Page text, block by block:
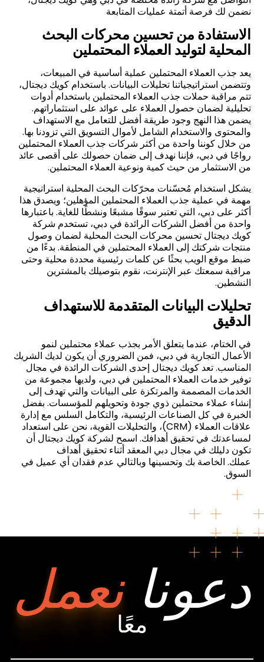
نضمن لك فرصة أتمتة عمليات المتابعة
الاستفادة من تحسين محركات البحث
المحلية لتوليد العملاء المحتملين
يعد جذب العملاء المحتملين عملية أساسية في المبيعات،
وتتضمن استراتيجياتنا تحليلات البيانات. باستخدام كويك ديجتال،
تتم مراقبة حملات جذب العملاء المحتملين باستخدام أدوات
تحليلية لضمان حصول العملاء على عوائد على استثماراتهم.
يضمن هذا النهج وجود طريقة أفضل للتعامل مع الاستهداف
والمحتوى والاستخدام الشامل لأموال التسويق التي تزودنا بها.
من خلال كوننا واحدة من أكثر شركات جذب العملاء المحتملين
رواجًا في دبي، فإننا نهدف إلى ضمان حصولك على أقصى عائد
من الاستثمار من حيث كمية ونوعية العملاء المحتملين.
يشكل استخدام مُحسّنات محرّكات البحث المحلية استراتيجية
مهمة في عملية جذب العملاء المحتملين المؤهلين؛ ويصدق هذا
أكثر على دبي، التي تعتبر سوقًا مشبعًا ونشطًا للغاية. باعتبارها
واحدة من أفضل الشركات الرائدة في دبي، تستخدم شركة
كويك ديجتال تحسين محركات البحث المحلية لضمان وصول
منتجات شركتك إلى العملاء المحتملين في المنطقة. بدءًا من
ضبط موقع الويب بحثًا عن كلمات رئيسية محددة محلية وحتى
مراقبة سمعتك عبر الإنترنت، نقوم بتوصيلك بالمشترين
النشطين.
تحليلات البيانات المتقدمة للاستهداف
الدقيق
في الختام، عندما يتعلق الأمر بجذب عملاء محتملين لنمو
الأعمال التجارية في دبي، فمن الضروري أن يكون لديك الشريك
المناسب. تعد كويك ديجتال إحدى الشركات الرائدة في مجال
توفير خدمات العملاء المحتملين في دبي، ولديها مجموعة من
الخدمات المصممة والمرتكزة على البيانات والتي تهدف إلى
إنشاء عملاء محتملين ذوي جودة وتحويلهم للمؤسسات. بفضل
الخبرة في كل الصناعات الرئيسية، والتكامل السلس مع إدارة
علاقات العملاء (CRM)، والتحليلات القوية، نحن على استعداد
لمساعدتك في تحقيق أهدافك. اسمح لشركة كويك ديجتال أن
تكون دليلك في مجال دبي المعقد أثناء تحقيق أهداف
عملك. الخاصة بك وتحسينها وبالتالي عدم فقدان أي عميل في
السوق.
دعونانعملمعًا